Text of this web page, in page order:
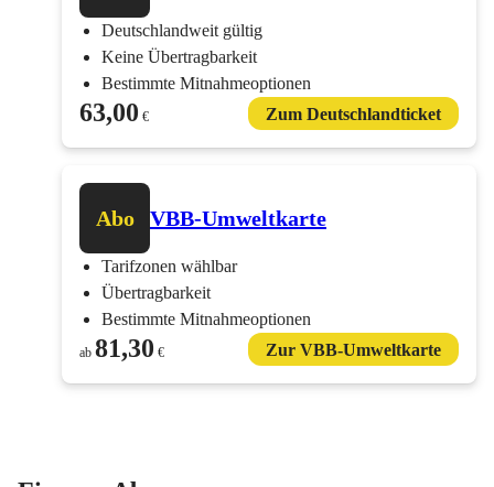
Deutschlandweit gültig
Keine Übertragbarkeit
Bestimmte Mitnahmeoptionen
63,00 € Zum Deutschlandticket
Abo VBB-Umweltkarte
Tarifzonen wählbar
Übertragbarkeit
Bestimmte Mitnahmeoptionen
ab 81,30 € Zur VBB-Umweltkarte